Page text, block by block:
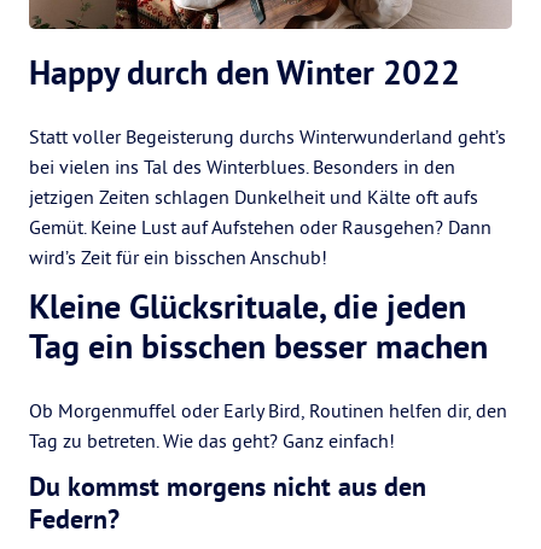
Happy durch den Winter 2022
Statt voller Begeisterung durchs Winterwunderland geht’s
bei vielen ins Tal des Winterblues. Besonders in den
jetzigen Zeiten schlagen Dunkelheit und Kälte oft aufs
Gemüt. Keine Lust auf Aufstehen oder Rausgehen? Dann
wird’s Zeit für ein bisschen Anschub!
Kleine Glücksrituale, die jeden
Tag ein bisschen besser machen
Ob Morgenmuffel oder Early Bird, Routinen helfen dir, den
Tag zu betreten. Wie das geht? Ganz einfach!
Du kommst morgens nicht aus den
Federn?